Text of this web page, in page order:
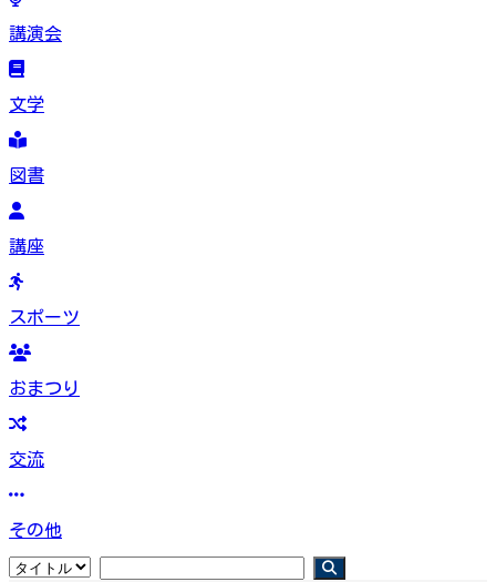
講演会
文学
図書
講座
スポーツ
おまつり
交流
その他